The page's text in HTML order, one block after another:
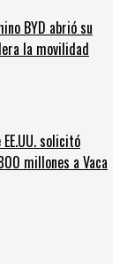
BYD abrió su
la movilidad
solicitó
millones a Vaca